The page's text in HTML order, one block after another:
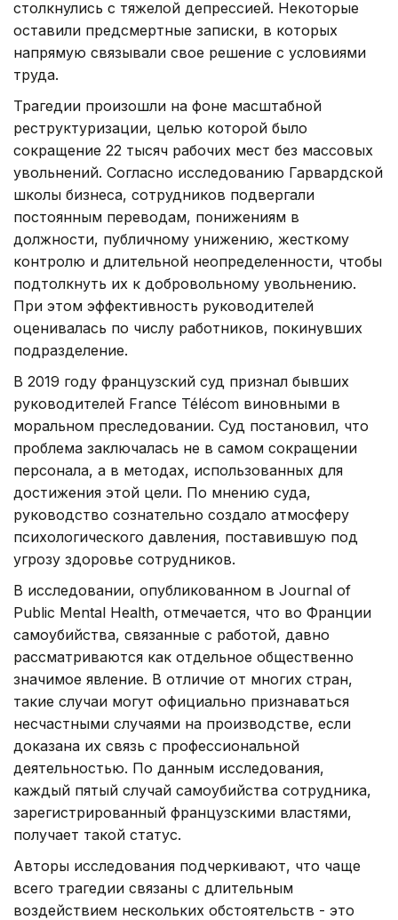
столкнулись с тяжелой депрессией. Некоторые
оставили предсмертные записки, в которых
напрямую связывали свое решение с условиями
труда.
Трагедии произошли на фоне масштабной
реструктуризации, целью которой было
сокращение 22 тысяч рабочих мест без массовых
увольнений. Согласно исследованию Гарвардской
школы бизнеса, сотрудников подвергали
постоянным переводам, понижениям в
должности, публичному унижению, жесткому
контролю и длительной неопределенности, чтобы
подтолкнуть их к добровольному увольнению.
При этом эффективность руководителей
оценивалась по числу работников, покинувших
подразделение.
В 2019 году французский суд признал бывших
руководителей France Télécom виновными в
моральном преследовании. Суд постановил, что
проблема заключалась не в самом сокращении
персонала, а в методах, использованных для
достижения этой цели. По мнению суда,
руководство сознательно создало атмосферу
психологического давления, поставившую под
угрозу здоровье сотрудников.
В исследовании, опубликованном в Journal of
Public Mental Health, отмечается, что во Франции
самоубийства, связанные с работой, давно
рассматриваются как отдельное общественно
значимое явление. В отличие от многих стран,
такие случаи могут официально признаваться
несчастными случаями на производстве, если
доказана их связь с профессиональной
деятельностью. По данным исследования,
каждый пятый случай самоубийства сотрудника,
зарегистрированный французскими властями,
получает такой статус.
Авторы исследования подчеркивают, что чаще
всего трагедии связаны с длительным
воздействием нескольких обстоятельств - это